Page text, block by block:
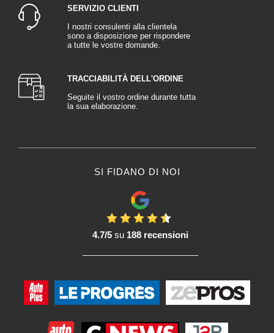
SERVIZIO CLIENTI
I nostri consulenti alla clientela
sono a disposizione per rispondere
a tutte le vostre domande.
TRACCIABILITÀ DELL'ORDINE
Seguite il vostro ordine durante tutta
la sua elaborazione.
SI FIDANO DI NOI
4.7/5su 188 recensioni